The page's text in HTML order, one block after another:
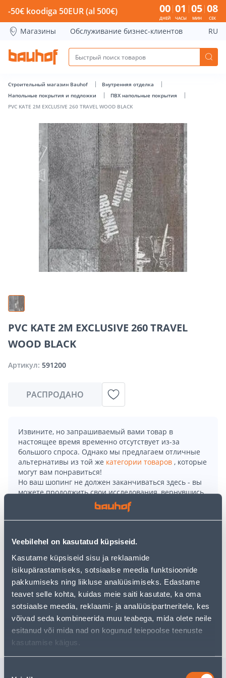
Veebilehel on kasutatud küpsiseid.
Kasutame küpsiseid sisu ja reklaamide
isikupärastamiseks, sotsiaalse meedia funktsioonide
pakkumiseks ning liikluse analüüsimiseks. Edastame
teavet selle kohta, kuidas meie saiti kasutate, ka oma
sotsiaalse meedia, reklaami- ja analüüsipartneritele, kes
võivad seda kombineerida muu teabega, mida olete neile
esitanud või mida nad on kogunud teiepoolse teenuste
kasutamise käigus.
PVC KATE 2M EXCLUSIVE 260 TRAVEL WOOD BLACK -
-50€ koodiga 50EUR (al 500€) 00
ДНЕЙ
01
ЧАСЫ
05
МИН
07
СЕК
Магазины Обслуживание бизнес-клиентов RU
Строительный магазин Bauhof
Внутренняя отделка
Напольные покрытия и подложки
ПВХ напольные покрытия
PVC KATE 2M EXCLUSIVE 260 TRAVEL WOOD BLACK
PVC KATE 2M EXCLUSIVE 260 TRAVEL
WOOD BLACK
Артикул: 591200
РАСПРОДАНО
Извините, но запрашиваемый вами товар в
настоящее время временно отсутствует из-за
большого спроса. Однако мы предлагаем отличные
альтернативы из той же категории товаров , которые
могут вам понравиться!
Но ваш шопинг не должен заканчиваться здесь - вы
можете продолжить свои исследования, вернувшись
или используя нашу мощную
функцию поиска, чтобы найти еще более приятные
варианты. Удачных покупок!
TEGEMIST ON MÕÕTU LÕIGATAVA TOOTEGA!
• 14 päevane taganemisõigus ei laiene toodetele,
mis on mõõtu lõigatud kliendi isiklikke vajadusi
arvestades.
Доставка невозможна